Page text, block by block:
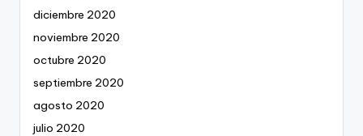
diciembre 2020
noviembre 2020
octubre 2020
septiembre 2020
agosto 2020
julio 2020